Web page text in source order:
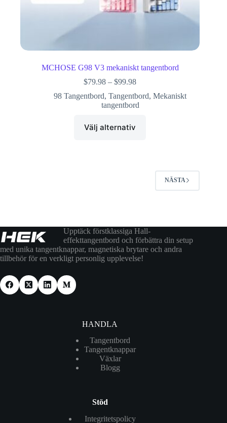
MCHOSE G98 V3 mekaniskt tangentbord
$79.98 – $99.98
98 Tangentbord,Tangentbord,Mekaniskt
tangentbord
Välj alternativ
NÄSTA
Upptäck förstklassiga Hall-
effekttangentbord och förbättra din setup
med unika tangentknappar, magnetiska brytare och andra
tillbehör för en verkligt personlig upplevelse!
HANDLA
Tangentbord
Tangentknappar
Växlar
Blogg
Stöd
Integritetspolicy